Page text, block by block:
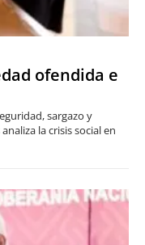
ofendida e
sargazo y
la crisis social en